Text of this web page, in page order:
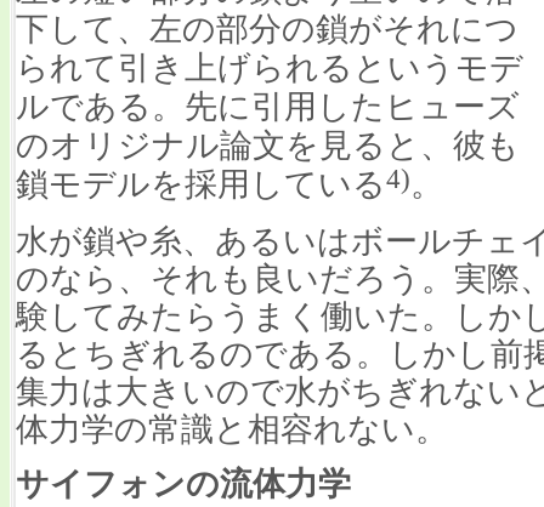
下して、左の部分の鎖がそれにつ
られて引き上げられるというモデ
ルである。先に引用したヒューズ
のオリジナル論文を見ると、彼も
鎖モデルを採用している4)。
水が鎖や糸、あるいはボールチェ
のなら、それも良いだろう。実際
験してみたらうまく働いた。しか
るとちぎれるのである。しかし前
集力は大きいので水がちぎれない
体力学の常識と相容れない。
サイフォンの流体力学